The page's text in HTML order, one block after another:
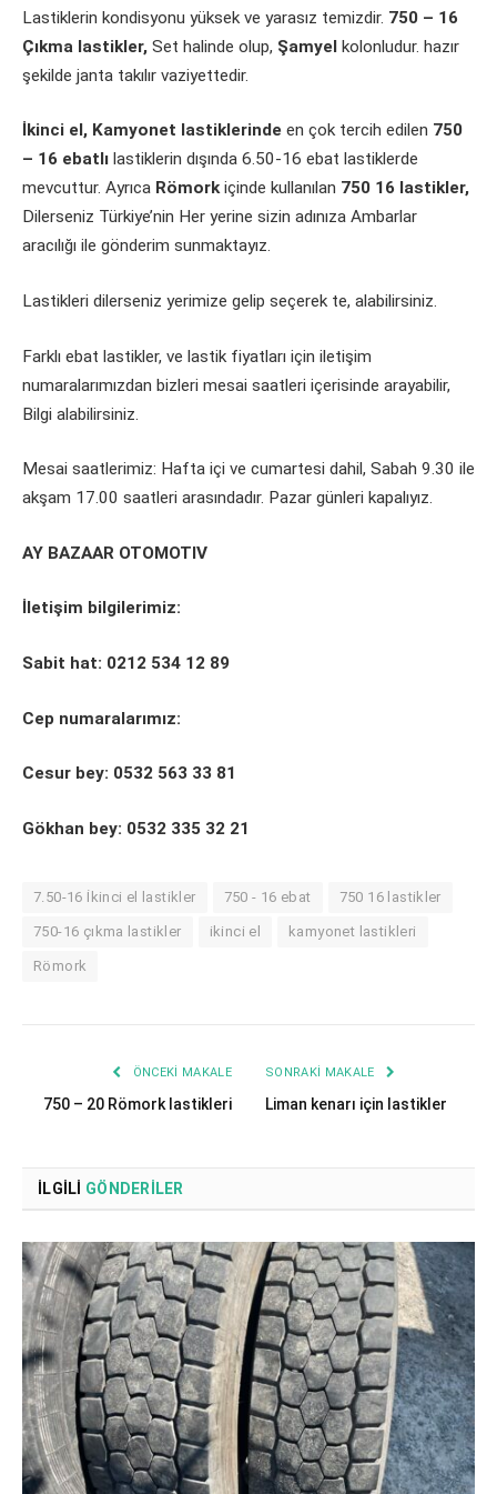
Lastiklerin kondisyonu yüksek ve yarasız temizdir. 750 – 16
Çıkma lastikler, Set halinde olup, Şamyel kolonludur. hazır
şekilde janta takılır vaziyettedir.
İkinci el, Kamyonet lastiklerinde en çok tercih edilen 750
– 16 ebatlı lastiklerin dışında 6.50-16 ebat lastiklerde
mevcuttur. Ayrıca Römorkiçinde kullanılan 750 16 lastikler,
Dilerseniz Türkiye’nin Her yerine sizin adınıza Ambarlar
aracılığı ile gönderim sunmaktayız.
Lastikleri dilerseniz yerimize gelip seçerek te, alabilirsiniz.
Farklı ebat lastikler, ve lastik fiyatları için iletişim
numaralarımızdan bizleri mesai saatleri içerisinde arayabilir,
Bilgi alabilirsiniz.
Mesai saatlerimiz: Hafta içi ve cumartesi dahil, Sabah 9.30 ile
akşam 17.00 saatleri arasındadır. Pazar günleri kapalıyız.
AY BAZAAR OTOMOTIV
İletişim bilgilerimiz:
Sabit hat: 0212 534 12 89
Cep numaralarımız:
Cesur bey: 0532 563 33 81
Gökhan bey: 0532 335 32 21
7.50-16 İkinci el lastikler 750 - 16 ebat 750 16 lastikler
750-16 çıkma lastikler ikinci el kamyonet lastikleri
Römork
ÖNCEKI MAKALE
750 – 20 Römork lastikleri
SONRAKI MAKALE
Liman kenarı için lastikler
İLGILI GÖNDERILER